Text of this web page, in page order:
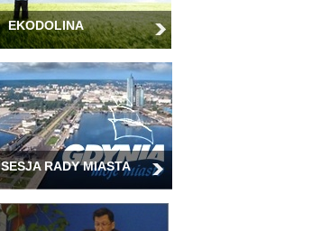
EKODOLINA
SESJA RADY MIASTA